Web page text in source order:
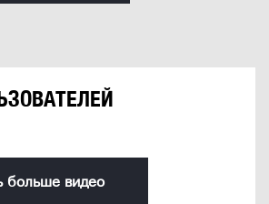
больше видео